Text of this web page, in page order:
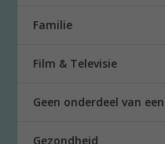
Familie
Film & Televisie
Geen onderdeel van
Gezondheid